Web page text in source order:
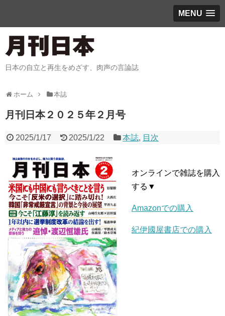
MENU
日本の自立と再生をめざす、肉声の言論誌
ホーム 本誌
月刊日本２０２５年２月号
2025/1/17 2025/1/22 本誌, 目次
オンラインで雑誌を購入
する▼
Amazonでの購入
紀伊國屋書店での購入